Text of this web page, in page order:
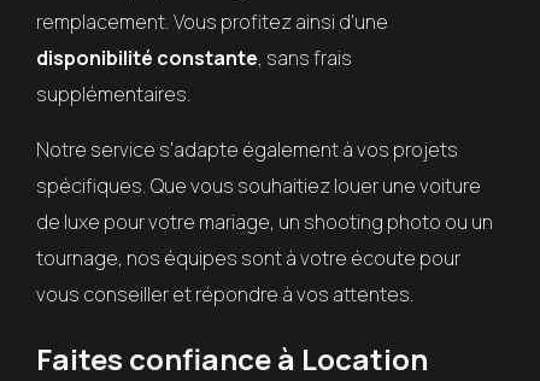
remplacement. Vous profitez ainsi d'une
disponibilité constante, sans frais
supplémentaires.
Notre service s'adapte également à vos projets
spécifiques. Que vous souhaitiez louer une voiture
de luxe pour votre mariage, un shooting photo ou un
tournage, nos équipes sont à votre écoute pour
vous conseiller et répondre à vos attentes.
Faites confiance à Location